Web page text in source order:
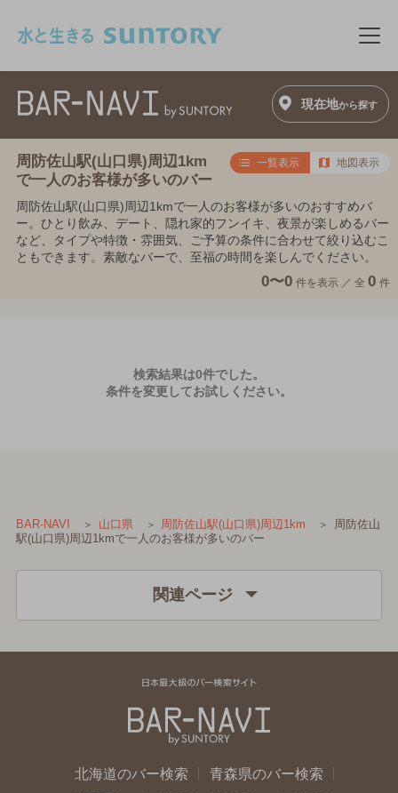
メ
現在地から探す
周防佐山駅(山口県)周辺1km
で一人のお客様が多いのバー
一覧表示 地図表示
周防佐山駅(山口県)周辺1kmで一人のお客様が多いのおすすめバ
ー。ひとり飲み、デート、隠れ家的フンイキ、夜景が楽しめるバー
など、タイプや特徴・雰囲気、ご予算の条件に合わせて絞り込むこ
ともできます。素敵なバーで、至福の時間を楽しんでください。
0〜0 件を表示 ／ 全 0 件
検索結果は0件でした。
条件を変更してお試しください。
BAR-NAVI 山口県 周防佐山駅(山口県)周辺1km
周防佐山
駅(山口県)周辺1kmで一人のお客様が多いのバー
関連ページ
北海道のバー検索
青森県のバー検索